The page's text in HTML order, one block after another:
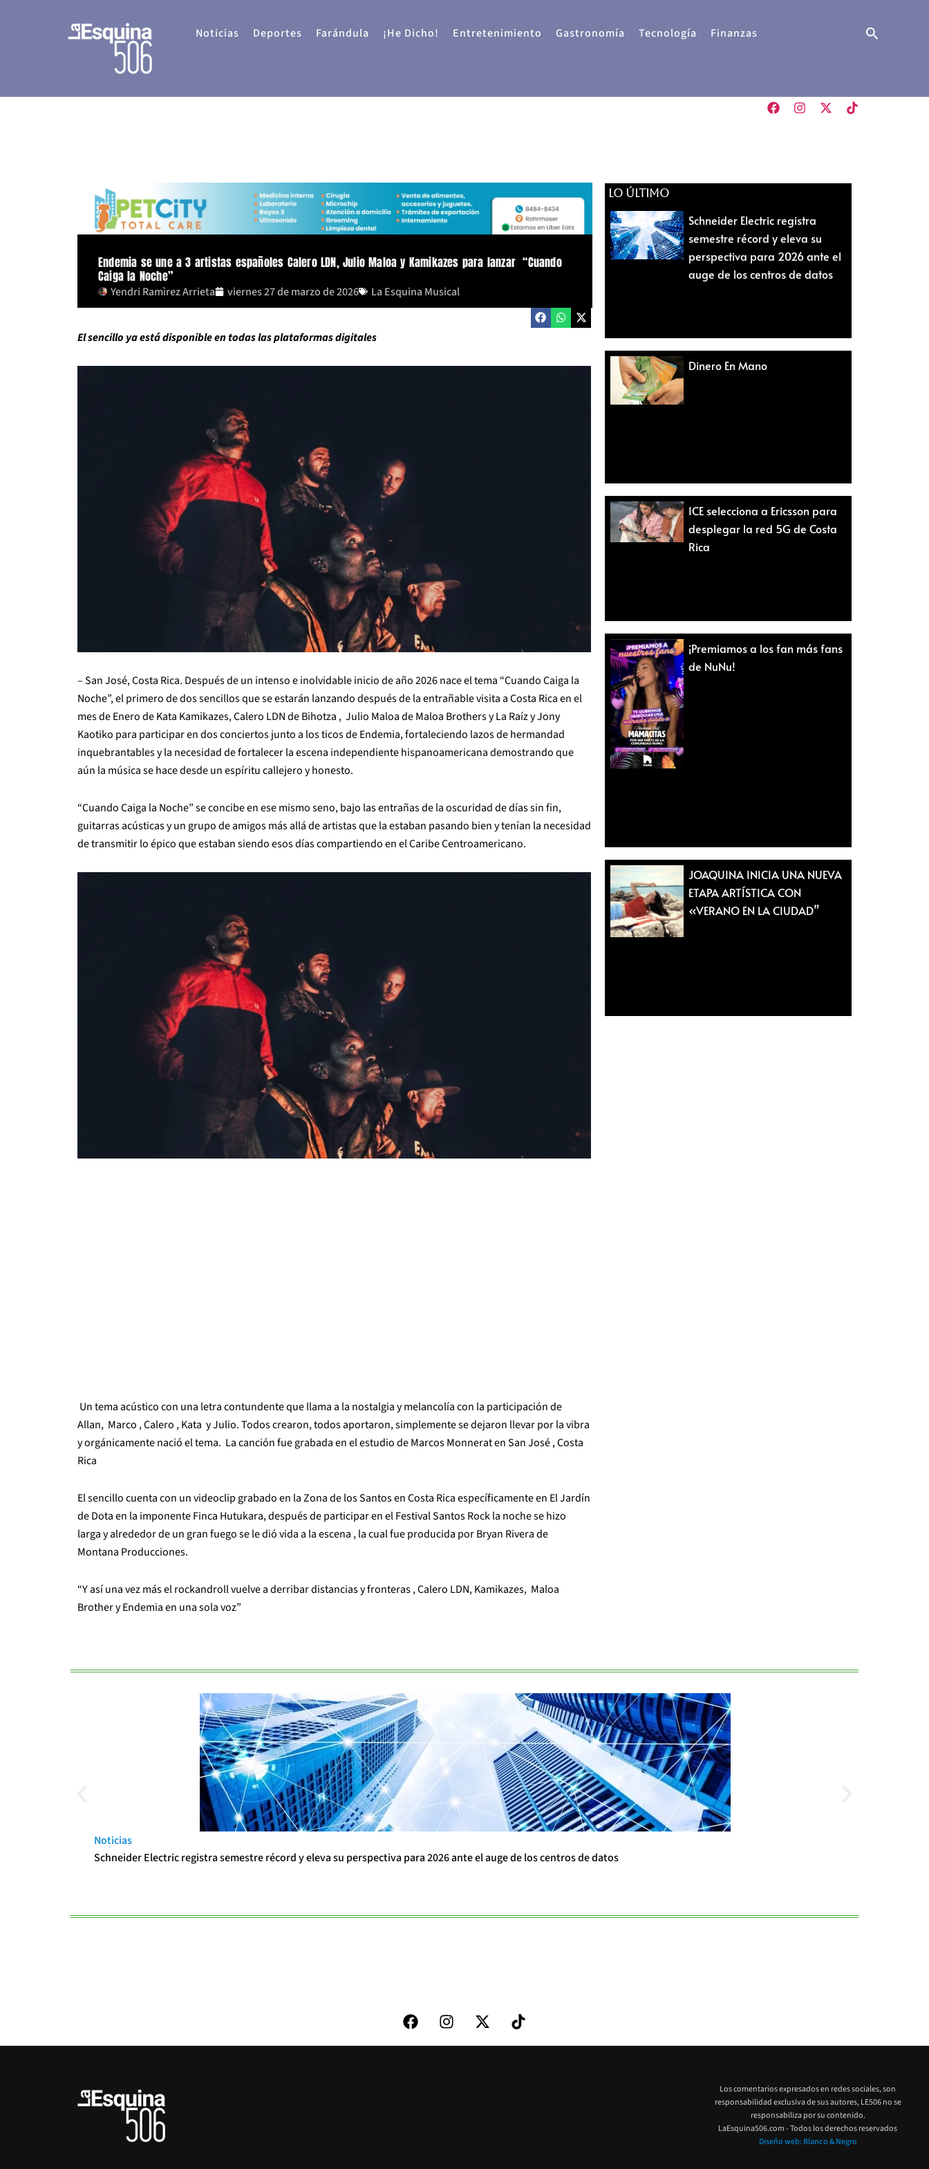
Noticias Deportes Farándula ¡He Dicho! Entretenimiento Gastronomía Tecnología Finanzas Buscar
Endemia se une a 3 artistas españoles Calero LDN, Julio Maloa y Kamikazes para lanzar “Cuando
Caiga la Noche”
Yendri Ramìrez Arrieta viernes 27 de marzo de 2026 La Esquina Musical
El sencillo ya está disponible en todas las plataformas digitales
– San José, Costa Rica. Después de un intenso e inolvidable inicio de año 2026 nace el tema “Cuando Caiga la
Noche”, el primero de dos sencillos que se estarán lanzando después de la entrañable visita a Costa Rica en el
mes de Enero de Kata Kamikazes, Calero LDN de Bihotza , Julio Maloa de Maloa Brothers y La Raíz y Jony
Kaotiko para participar en dos conciertos junto a los ticos de Endemia, fortaleciendo lazos de hermandad
inquebrantables y la necesidad de fortalecer la escena independiente hispanoamericana demostrando que
aún la música se hace desde un espíritu callejero y honesto.
“Cuando Caiga la Noche” se concibe en ese mismo seno, bajo las entrañas de la oscuridad de días sin fin,
guitarras acústicas y un grupo de amigos más allá de artistas que la estaban pasando bien y tenían la necesidad
de transmitir lo épico que estaban siendo esos días compartiendo en el Caribe Centroamericano.
Un tema acústico con una letra contundente que llama a la nostalgia y melancolía con la participación de
Allan, Marco , Calero , Kata y Julio. Todos crearon, todos aportaron, simplemente se dejaron llevar por la vibra
y orgánicamente nació el tema. La canción fue grabada en el estudio de Marcos Monnerat en San José , Costa
Rica
El sencillo cuenta con un videoclip grabado en la Zona de los Santos en Costa Rica específicamente en El Jardín
de Dota en la imponente Finca Hutukara, después de participar en el Festival Santos Rock la noche se hizo
larga y alrededor de un gran fuego se le dió vida a la escena , la cual fue producida por Bryan Rivera de
Montana Producciones.
“Y así una vez más el rockandroll vuelve a derribar distancias y fronteras , Calero LDN, Kamikazes, Maloa
Brother y Endemia en una sola voz”
LO ÚLTIMO
Schneider Electric registra
semestre récord y eleva su
perspectiva para 2026 ante el
auge de los centros de datos
Dinero En Mano
ICE selecciona a Ericsson para
desplegar la red 5G de Costa
Rica
¡Premiamos a los fan más fans
de NuNu!
JOAQUINA INICIA UNA NUEVA
ETAPA ARTÍSTICA CON
«VERANO EN LA CIUDAD”
Noticias
Schneider Electric registra semestre récord y eleva su perspectiva para 2026 ante el auge de los centros de datos
Los comentarios expresados en redes sociales, son
responsabilidad exclusiva de sus autores,LE506 no se
responsabiliza por su contenido.
LaEsquina506.com - Todos los derechos reservados
Diseño web: Blanco & Negro